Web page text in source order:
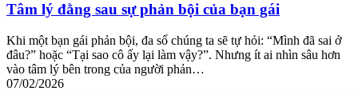
Tâm lý đằng sau sự phản bội của bạn gái
Khi một bạn gái phản bội, đa số chúng ta sẽ tự hỏi: “Mình đã sai ở
đâu?” hoặc “Tại sao cô ấy lại làm vậy?”. Nhưng ít ai nhìn sâu hơn
vào tâm lý bên trong của người phản…
07/02/2026